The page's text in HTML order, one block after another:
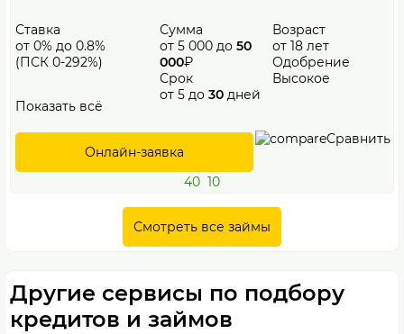
Ставка
от 0% до 0.8%
(ПСК 0-292%)
Сумма
от 5 000 до 50
000₽
Срок
от 5 до 30 дней
Возраст
от 18 лет
Одобрение
Высокое
Показать всё
Онлайн-заявка
Сравнить
40 10
Смотреть все займы
Другие сервисы по подбору
кредитов и займов